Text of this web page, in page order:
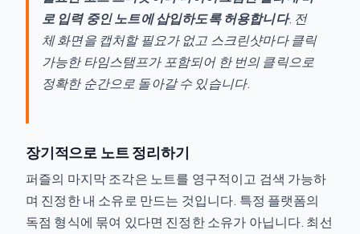
로 입력 중인 노트에 삽입하도록 허용합니다. 전
체 화면을 캡처할 필요가 없고 스크린샷마다 클릭
가능한 타임스탬프가 포함되어 한 번의 클릭으로
정확한 순간으로 돌아갈 수 있습니다.
장기적으로 노트 정리하기
퍼즐의 마지막 조각은 노트를 영구적이고 검색 가능하
며 진정한 내 소유로 만드는 것입니다. 특정 플랫폼의
독점 형식에 묶여 있다면 진정한 소유가 아닙니다. 최선